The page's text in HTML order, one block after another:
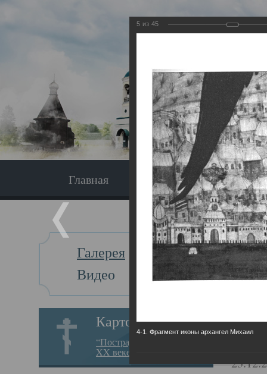
Главная Экскурсия
Галерея
Видео
Картотека
“Пострадавшие за веру в
XX веке на Севере”
Главная
5 из 45
4-1. Фрагмент иконы архангел Михаил